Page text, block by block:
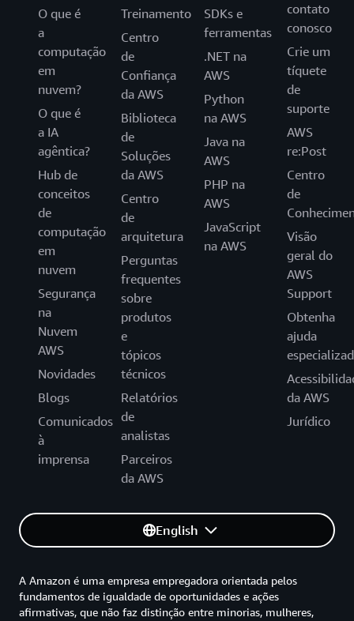
O que é
a
computação
em
nuvem?
O que é
a IA
agêntica?
Hub de
conceitos
de
computação
em
nuvem
Segurança
na
Nuvem
AWS
Novidades
Blogs
Comunicados
à
imprensa
Treinamento
Centro
de
Confiança
da AWS
Biblioteca
de
Soluções
da AWS
Centro
de
arquitetura
Perguntas
frequentes
sobre
produtos
e
tópicos
técnicos
Relatórios
de
analistas
Parceiros
da AWS
SDKs e
ferramentas
.NET na
AWS
Python
na AWS
Java na
AWS
PHP na
AWS
JavaScript
na AWS
contato
conosco
Crie um
tíquete
de
suporte
AWS
re:Post
Centro
de
Visão
geral do
AWS
Support
Obtenha
ajuda
da AWS
Jurídico
English
A Amazon é uma empresa empregadora orientada pelos
fundamentos de igualdade de oportunidades e ações
afirmativas, que não faz distinção entre minorias, mulheres,